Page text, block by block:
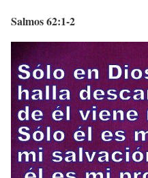
Salmos 62:1-2